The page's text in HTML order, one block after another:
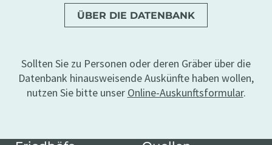
ÜBER DIE DATENBANK
Sollten Sie zu Personen oder deren Gräber über die
Datenbank hinausweisende Auskünfte haben wollen,
nutzen Sie bitte unser Online-Auskunftsformular.